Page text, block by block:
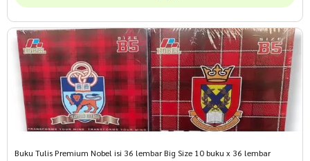
Buku Tulis Premium Nobel isi 36 lembar Big Size 10 buku x 36 lembar